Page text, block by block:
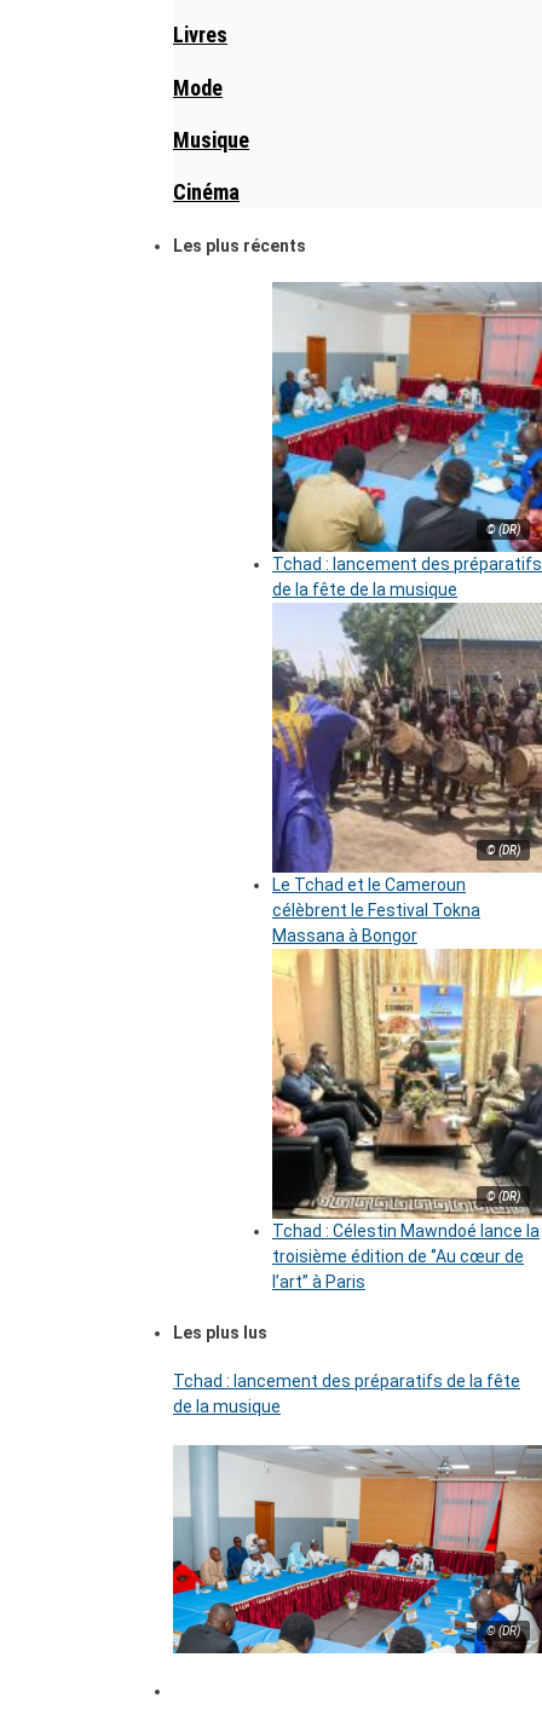
Livres
Mode
Musique
Cinéma
Les plus récents
© (DR)
Tchad : lancement des préparatifs
de la fête de la musique
© (DR)
Le Tchad et le Cameroun
célèbrent le Festival Tokna
Massana à Bongor
© (DR)
Tchad : Célestin Mawndoé lance la
troisième édition de ‘’Au cœur de
l’art’’ à Paris
Les plus lus
Tchad : lancement des préparatifs de la fête
de la musique
© (DR)